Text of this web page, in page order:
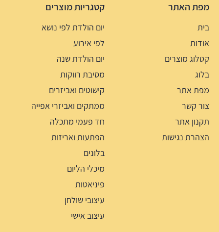
מפת האתר
בית
אודות
קטלוג מוצרים
בלוג
מפת אתר
צור קשר
תקנון אתר
הצהרת נגישות
קטגריות מוצרים
יום הולדת לפי נושא
לפי אירוע
יום הולדת שנה
מסיבת רווקות
קישוטים ואביזרים
ממתקים ואביזרי אפייה
חד פעמי מתכלה
הפתעות ואריזות
בלונים
מיכלי הליום
פיניאטות
עיצובי שולחן
עיצוב אישי